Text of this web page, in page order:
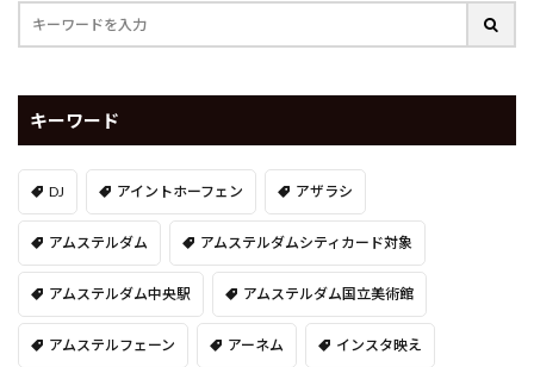
キーワード
DJ アイントホーフェン アザラシ
アムステルダム アムステルダムシティカード対象
アムステルダム中央駅 アムステルダム国立美術館
アムステルフェーン アーネム インスタ映え